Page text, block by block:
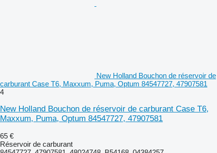
New Holland Bouchon de réservoir de
carburant Case T6, Maxxum, Puma, Optum 84547727, 47907581
4
New Holland Bouchon de réservoir de carburant Case T6,
Maxxum, Puma, Optum 84547727, 47907581
65 €
Réservoir de carburant